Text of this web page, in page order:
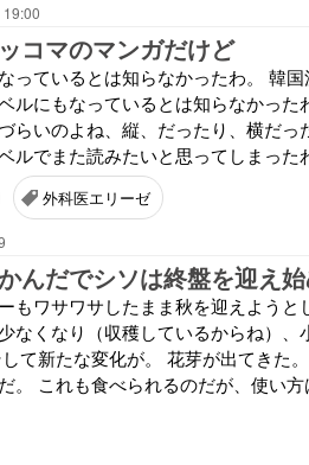
コマのマンガだけど
っているとは知らなかったわ。 韓
ルにもなっているとは知らなかっ
らいのよね、縦、だったり、横だっ
ルでまた読みたいと思ってしまった
外科医エリーゼ
んだでシソは終盤を迎え
もワサワサしたまま秋を迎えよう
なくなり（収穫しているからね）
て新たな変化が。 花芽が出てきた
。 これも食べられるのだが、使い